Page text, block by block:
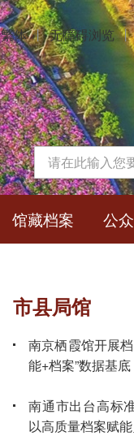
繁体 丨 无障碍浏览 丨
馆藏档案 公
市县局馆
南京栖霞馆开展
能+档案”数据基底
南通市出台高标
以高质量档案赋